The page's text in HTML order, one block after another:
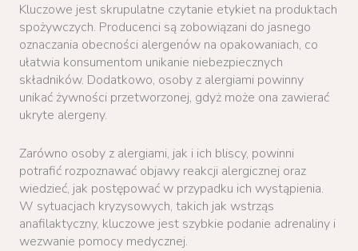
Kluczowe jest skrupulatne czytanie etykiet na produktach
spożywczych. Producenci są zobowiązani do jasnego
oznaczania obecności alergenów na opakowaniach, co
ułatwia konsumentom unikanie niebezpiecznych
składników. Dodatkowo, osoby z alergiami powinny
unikać żywności przetworzonej, gdyż może ona zawierać
ukryte alergeny.
Zarówno osoby z alergiami, jak i ich bliscy, powinni
potrafić rozpoznawać objawy reakcji alergicznej oraz
wiedzieć, jak postępować w przypadku ich wystąpienia.
W sytuacjach kryzysowych, takich jak wstrząs
anafilaktyczny, kluczowe jest szybkie podanie adrenaliny i
wezwanie pomocy medycznej.